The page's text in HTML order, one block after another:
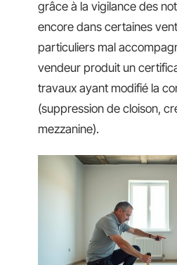
grâce à la vigilance des
encore dans certaines
particuliers mal
vendeur produit un
travaux ayant modifié la
(suppression de cloison,
mezzanine).